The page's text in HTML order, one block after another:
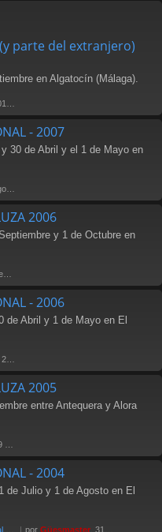
parte del extranjero)
en Algatocín (Málaga).
02:36
- 2007
30 de Abril y el 1 de Mayo en
2006
y 1 de Octubre en
- 2006
de Abril y 1 de Mayo en El
2005
entre Antequera y Alora
- 2004
de Julio y 1 de Agosto en El
por Güesmaster , 31 Oct 2005 11:37